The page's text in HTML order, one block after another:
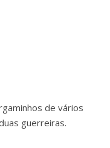
de vários
guerreiras.